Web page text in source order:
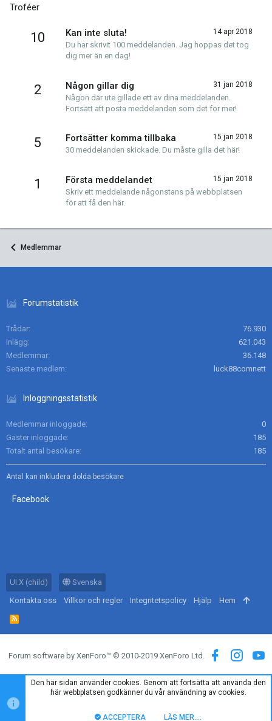
Troféer
10 14 apr 2018
Kan inte sluta!
Du har skrivit 100 meddelanden. Jag hoppas det tog
dig mer än en dag!
2 31 jan 2018
Någon gillar dig
Någon där ute gillade ett av dina meddelanden.
Fortsätt att posta meddelanden som det för mer!
5 15 jan 2018
Fortsätter komma tillbaka
30 meddelanden skickade. Du måste gilla det här!
1 15 jan 2018
Första meddelandet
Skriv ett meddelande någonstans på webbplatsen
för att få den här.
Medlemmar
Forumstatistik
Trådar
76.930
Inlägg
621.043
Medlemmar
36.148
Senaste medlem
luck88comnett
Inloggningsstatistik
Medlemmar inloggade
0
Gäster inloggade
185
Totalt antal besökare
185
Antal kan inkludera dolda besökare
Facebook
UI.X (child)
Svenska
Kontakta oss
Villkor och regler Integritetspolicy Hjälp Hem
R
S
S
Forum software by XenForo™ © 2010-2019 XenForo Ltd.
Den här sidan använder cookies. Genom att fortsätta att använda den
här webbplatsen godkänner du vår användning av cookies.
ACCEPTERA LÄS MER.…